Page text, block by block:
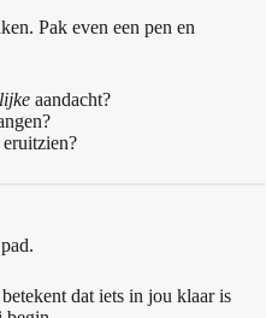
Pak even een pen en
aandacht?
dat iets in jou klaar is